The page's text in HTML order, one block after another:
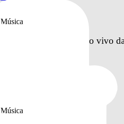
Música
Paramore libera vídeo ao vivo
Música